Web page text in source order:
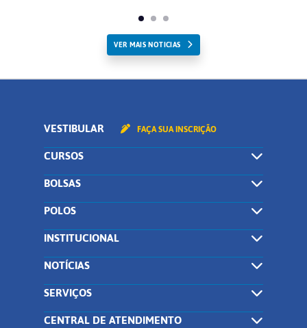
VER MAIS NOTICIAS
VESTIBULAR FAÇA SUA INSCRIÇÃO
CURSOS
BOLSAS
POLOS
INSTITUCIONAL
NOTÍCIAS
SERVIÇOS
CENTRAL DE ATENDIMENTO